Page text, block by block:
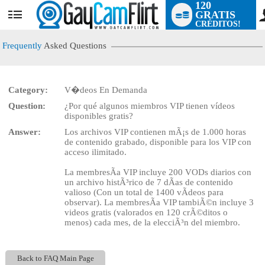
User
status
120
GRATIS
CRÉDITOS!
Frequently Asked Questions
Category:
V�deos En Demanda
Question:
¿Por qué algunos miembros VIP tienen vídeos
disponibles gratis?
Answer:
Los archivos VIP contienen mÃ¡s de 1.000 horas
de contenido grabado, disponible para los VIP con
acceso ilimitado.
La membresÃ­a VIP incluye 200 VODs diarios con
un archivo histÃ³rico de 7 dÃ­as de contenido
valioso (Con un total de 1400 vÃ­deos para
observar). La membresÃ­a VIP tambiÃ©n incluye 3
videos gratis (valorados en 120 crÃ©ditos o
menos) cada mes, de la elecciÃ³n del miembro.
Back to FAQ Main Page
LIMITED TIME OFFER!